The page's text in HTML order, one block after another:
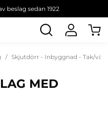
beslag sedan 1922
Skjutdörr - Inbyggnad - Tak/
MED